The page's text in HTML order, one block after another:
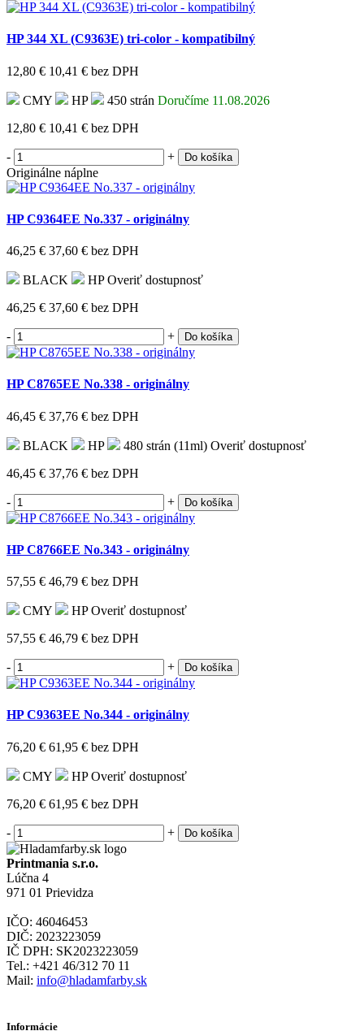
HP 344 XL (C9363E) tri-color - kompatibilný
12,80 € 10,41 € bez DPH
CMY HP 450 strán Doručíme 11.08.2026
12,80 € 10,41 € bez DPH
- + Do košíka
Originálne náplne
HP C9364EE No.337 - originálny
46,25 € 37,60 € bez DPH
BLACK HP Overiť dostupnosť
46,25 € 37,60 € bez DPH
- + Do košíka
HP C8765EE No.338 - originálny
46,45 € 37,76 € bez DPH
BLACK HP 480 strán (11ml) Overiť dostupnosť
46,45 € 37,76 € bez DPH
- + Do košíka
HP C8766EE No.343 - originálny
57,55 € 46,79 € bez DPH
CMY HP Overiť dostupnosť
57,55 € 46,79 € bez DPH
- + Do košíka
HP C9363EE No.344 - originálny
76,20 € 61,95 € bez DPH
CMY HP Overiť dostupnosť
76,20 € 61,95 € bez DPH
- + Do košíka
Printmania s.r.o.
Lúčna 4
971 01 Prievidza
IČO: 46046453
DIČ: 2023223059
IČ DPH: SK2023223059
Tel.: +421 46/312 70 11
Mail: info@hladamfarby.sk
Informácie